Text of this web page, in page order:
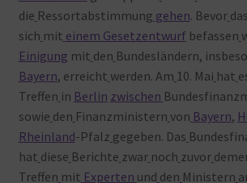
die Ressortabstimmung gehen. Bevor das
sich mit einem Gesetzentwurf befassen
Einigung mit den Bundesländern,
Bayern, erreicht werden. Am 10. Mai hat
Treffen in Berlin zwischen
sowie den Finanzministern von Bayern,
Rheinland-Pfalz gegeben. Das
hat diese Berichte zwar noch zuvor
Treffen mit Experten und den Ministern